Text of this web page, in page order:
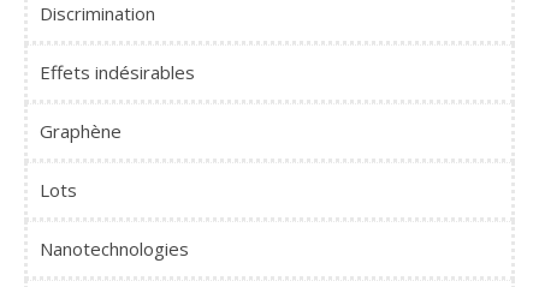
Discrimination
Effets indésirables
Graphène
Lots
Nanotechnologies